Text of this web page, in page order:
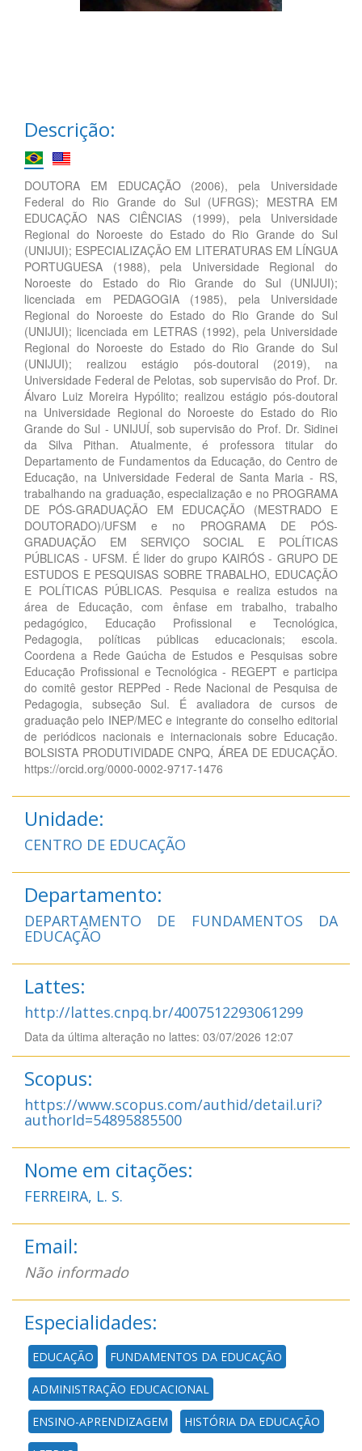
Descrição:
DOUTORA EM EDUCAÇÃO (2006), pela Universidade
Federal do Rio Grande do Sul (UFRGS); MESTRA EM
EDUCAÇÃO NAS CIÊNCIAS (1999), pela Universidade
Regional do Noroeste do Estado do Rio Grande do Sul
(UNIJUI); ESPECIALIZAÇÃO EM LITERATURAS EM LÍNGUA
PORTUGUESA (1988), pela Universidade Regional do
Noroeste do Estado do Rio Grande do Sul (UNIJUI);
licenciada em PEDAGOGIA (1985), pela Universidade
Regional do Noroeste do Estado do Rio Grande do Sul
(UNIJUI); licenciada em LETRAS (1992), pela Universidade
Regional do Noroeste do Estado do Rio Grande do Sul
(UNIJUI); realizou estágio pós-doutoral (2019), na
Universidade Federal de Pelotas, sob supervisão do Prof. Dr.
Álvaro Luiz Moreira Hypólito; realizou estágio pós-doutoral
na Universidade Regional do Noroeste do Estado do Rio
Grande do Sul - UNIJUÍ, sob supervisão do Prof. Dr. Sidinei
da Silva Pithan. Atualmente, é professora titular do
Departamento de Fundamentos da Educação, do Centro de
Educação, na Universidade Federal de Santa Maria - RS,
trabalhando na graduação, especialização e no PROGRAMA
DE PÓS-GRADUAÇÃO EM EDUCAÇÃO (MESTRADO E
DOUTORADO)/UFSM e no PROGRAMA DE PÓS-
GRADUAÇÃO EM SERVIÇO SOCIAL E POLÍTICAS
PÚBLICAS - UFSM. É lider do grupo KAIRÓS - GRUPO DE
ESTUDOS E PESQUISAS SOBRE TRABALHO, EDUCAÇÃO
E POLÍTICAS PÚBLICAS. Pesquisa e realiza estudos na
área de Educação, com ênfase em trabalho, trabalho
pedagógico, Educação Profissional e Tecnológica,
Pedagogia, políticas públicas educacionais; escola.
Coordena a Rede Gaúcha de Estudos e Pesquisas sobre
Educação Profissional e Tecnológica - REGEPT e participa
do comitê gestor REPPed - Rede Nacional de Pesquisa de
Pedagogia, subseção Sul. É avaliadora de cursos de
graduação pelo INEP/MEC e integrante do conselho editorial
de periódicos nacionais e internacionais sobre Educação.
BOLSISTA PRODUTIVIDADE CNPQ, ÁREA DE EDUCAÇÃO.
https://orcid.org/0000-0002-9717-1476
Unidade:
CENTRO DE EDUCAÇÃO
Departamento:
DEPARTAMENTO DE FUNDAMENTOS DA
EDUCAÇÃO
Lattes:
http://lattes.cnpq.br/4007512293061299
Data da última alteração no lattes: 03/07/2026 12:07
Scopus:
https://www.scopus.com/authid/detail.uri?
authorId=54895885500
Nome em citações:
FERREIRA, L. S.
Email:
Não informado
Especialidades:
EDUCAÇÃO FUNDAMENTOS DA EDUCAÇÃO
ADMINISTRAÇÃO EDUCACIONAL
ENSINO-APRENDIZAGEM HISTÓRIA DA EDUCAÇÃO